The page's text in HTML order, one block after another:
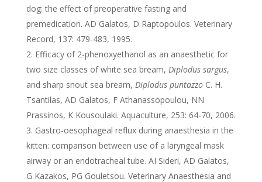
dog: the effect of preoperative fasting and
premedication. AD Galatos, D Raptopoulos. Veterinary
Record, 137: 479-483, 1995.
Efficacy of 2-phenoxyethanol as an anaesthetic for
two size classes of white sea bream, Diplodus sargus,
and sharp snout sea bream, Diplodus puntazzoC. H.
Tsantilas, AD Galatos, F Athanassopoulou, NN
Prassinos, K Kousoulaki. Aquaculture, 253: 64-70, 2006.
Gastro-oesophageal reflux during anaesthesia in the
kitten: comparison between use of a laryngeal mask
airway or an endotracheal tube. AI Sideri, AD Galatos,
G Kazakos, PG Gouletsou. Veterinary Anaesthesia and